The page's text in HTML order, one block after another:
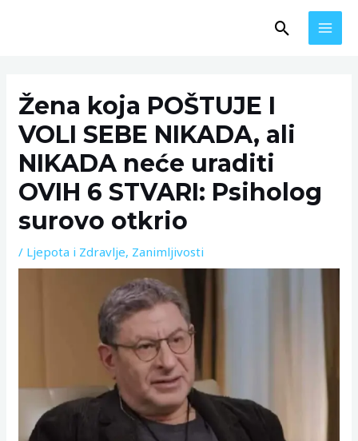
Search
Žena koja POŠTUJE I
VOLI SEBE NIKADA, ali
NIKADA neće uraditi
OVIH 6 STVARI: Psiholog
surovo otkrio
/ Ljepota i Zdravlje, Zanimljivosti